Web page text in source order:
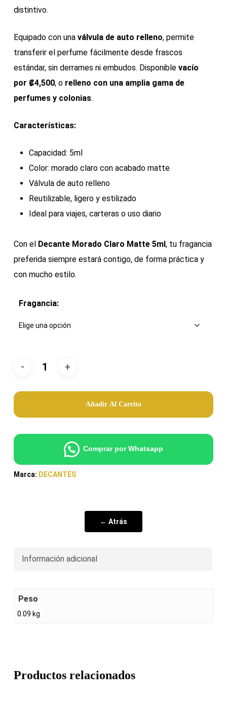
distintivo.
Equipado con una válvula de auto relleno, permite
transferir el perfume fácilmente desde frascos
estándar, sin derrames ni embudos. Disponible vacío
por ₡4,500, o relleno con una amplia gama de
perfumes y colonias.
Características:
Capacidad: 5ml
Color: morado claro con acabado matte
Válvula de auto relleno
Reutilizable, ligero y estilizado
Ideal para viajes, carteras o uso diario
Con el Decante Morado Claro Matte 5ml, tu fragancia
preferida siempre estará contigo, de forma práctica y
con mucho estilo.
Fragancia:
Añadir Al Carrito
Comprar por Whatsapp
Marca: DECANTES
← Atrás
Información adicional
Peso
0.09 kg
Productos relacionados